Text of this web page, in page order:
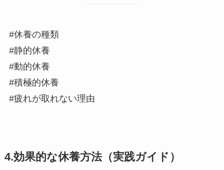
#休養の種類
#静的休養
#動的休養
#積極的休養
#疲れが取れない理由
4.効果的な休養方法（実践ガイド）